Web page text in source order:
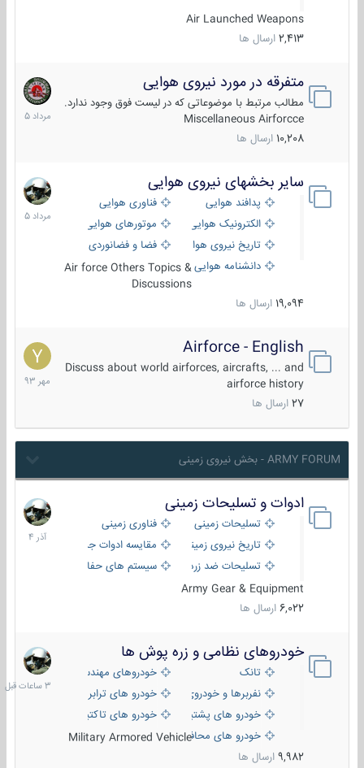
Air Launched Weapons
2,413 ارسال ها
متفرقه در مورد نیروی هوایی
مطالب مرتبط با موضوعاتی که در لیست فوق وجود ندارد.
Miscellaneous Airforcce
10,208 ارسال ها
7
مرداد
1405
سایر بخشهای نیروی هوایی
پدافند هوایی
فناوری هوایی
الکترونیک هوایی
موتورهای هوایی
تاریخ نیروی هوایی
فضا و فضانوردی
دانشنامه هواییAir force Others Topics &
Discussions
19,094 ارسال ها
2
مرداد
1405
Airforce - English
Discuss about world airforces, aircrafts, ... and
airforce history
27 ارسال ها
15
مهر
1393
ARMY FORUM - بخش نیروی زمینی
ادوات و تسلیحات زمینی
تسلیحات زمینی
فناوری زمینی
تاریخ نیروی زمینی
مقایسه ادوات جنگی
تسلیحات ضد زره
سیستم های حفاظت فعال
Army Gear & Equipment
6,022 ارسال ها
21
آذر
1404
خودروهای نظامی و زره پوش ها
تانک
خودروهای مهندسی
نفربرها و خودروی های رزمی پیاده نظام
خودرو های ترابری نظامی
خودرو های پشتیبانی آتش ، شناسایی و ضد تانک
خودرو های تاکتیکی نظامی
خودرو های محافظت شدهMilitary Armored Vehicle
9,982 ارسال ها
3
ساعات
قبل